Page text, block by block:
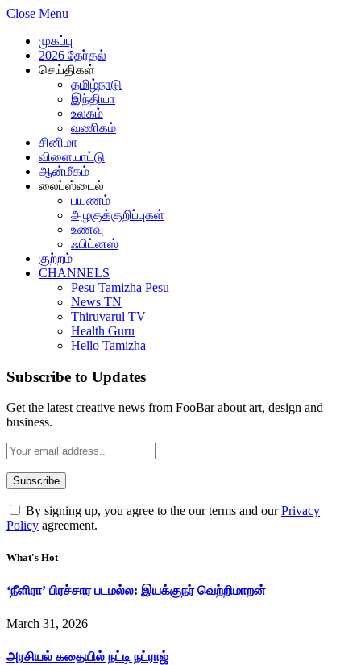
Close Menu
முகப்பு
2026 தேர்தல்
செய்திகள்
தமிழ்நாடு
இந்தியா
உலகம்
வணிகம்
சினிமா
விளையாட்டு
ஆன்மீகம்
லைப்ஸ்டைல்
பயணம்
அழகுக்குறிப்புகள்
உணவு
ஃபிட்னஸ்
குற்றம்
CHANNELS
Pesu Tamizha Pesu
News TN
Thiruvarul TV
Health Guru
Hello Tamizha
Subscribe to Updates
Get the latest creative news from FooBar about art, design and
business.
By signing up, you agree to the our terms and ourPrivacy
Policy agreement.
What's Hot
‘நீளிரா’ பிரச்சார படமல்ல: இயக்குநர் வெற்றிமாறன்
March 31, 2026
அரசியல் கதையில் நட்டி நட்ராஜ்